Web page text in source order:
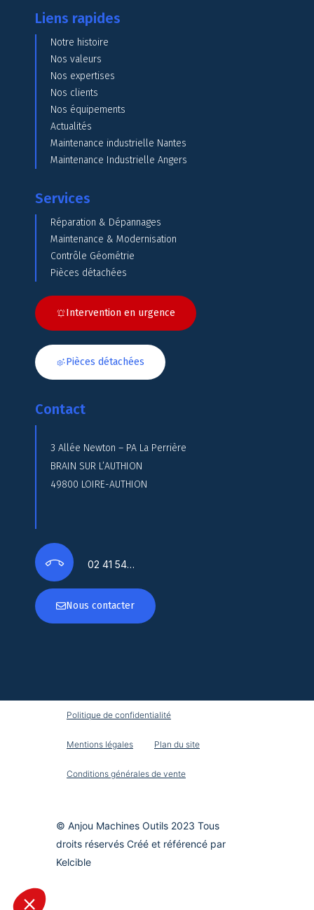
Liens rapides
Notre histoire
Nos valeurs
Nos expertises
Nos clients
Nos équipements
Actualités
Maintenance industrielle Nantes
Maintenance Industrielle Angers
Services
Réparation & Dépannages
Maintenance & Modernisation
Contrôle Géométrie
Pièces détachées
Intervention en urgence
Pièces détachées
Contact
3 Allée Newton – PA La Perrière
BRAIN SUR L’AUTHION
49800 LOIRE-AUTHION
02 41 54…
Nous contacter
Politique de confidentialité
Mentions légales Plan du site
Conditions générales de vente
© Anjou Machines Outils 2023 Tous
droits réservés Créé et référencé par
Kelcible